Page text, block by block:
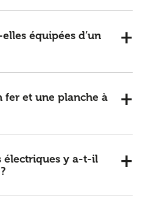
équipées d’un
fer et une planche à
électriques y a-t-il